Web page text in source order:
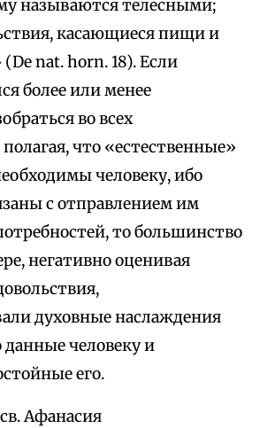
называются телесными;
касающиеся пищи и
nat. horn. 18). Если
более или менее
во всех
что «естественные»
человеку, ибо
с отправлением им
то большинство
негативно оценивая
духовные наслаждения
данные человеку и
его.
Афанасия